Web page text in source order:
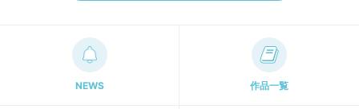
NEWS 作品一覧